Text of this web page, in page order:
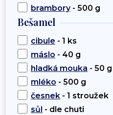
brambory- 500 g
Bešamel
cibule - 1 ks
máslo - 40 g
hladká mouka - 50 g
mléko - 500 g
česnek - 1 stroužek
sůl - dle chuti